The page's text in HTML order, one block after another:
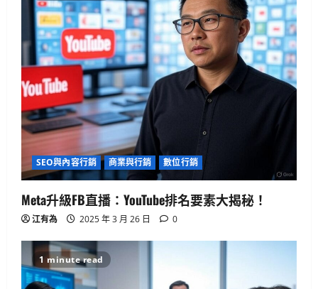
SEO與內容行銷 商業與行銷 數位行銷
Meta升級FB直播：YouTube排名要素大揭秘！
江有為 2025 年 3 月 26 日 0
1 minute read
2
生活與成長
15篇必讀AI對齊經典：深入Eliezer失落
系列
2025 年 4 月 21 日 0
3
人工智慧 生活與成長
資訊科技
軟體實務操作
GenAI詐騙手法揭秘：你是否正中圈
套？
2025 年 4 月 10 日
4
美國AI領導地位對香港有何啟示？